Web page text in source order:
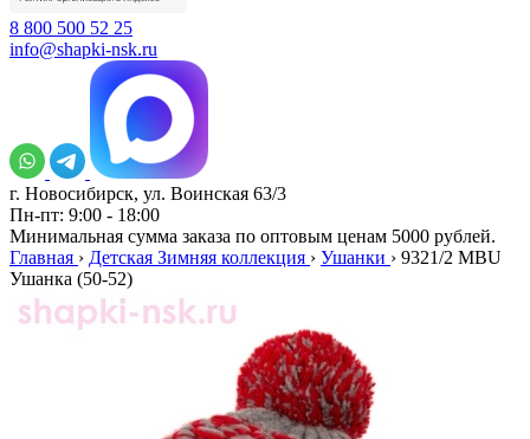
8 800 500 52 25
info@shapki-nsk.ru
г. Новосибирск, ул. Воинская 63/3
Пн-пт: 9:00 - 18:00
Минимальная сумма заказа по оптовым ценам 5000 рублей.
Главная › Детская Зимняя коллекция › Ушанки › 9321/2 MBU
Ушанка (50-52)